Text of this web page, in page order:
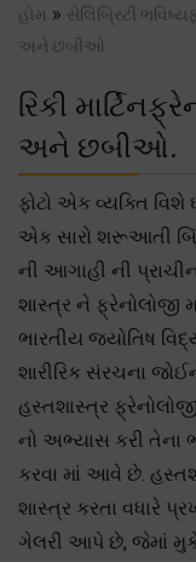
હોમ » સેલિબ્રિટી
અને છબીઓ.
રિકી
અને છબીઓ.
ફોટો એક વ્યક્તિ
એક સારો શરૂઆતી
ની આગાહી ની
શાસ્ત્ર ને ફ્રેનોલોજી
ભારતીય જ્યોતિષ
શારીરિક સંરચના
હસ્તશાસ્ત્ર
નો અભ્યાસ કરી તેના
કરવા માં આવે છે.
શાસ્ત્ર કરતા વધારે
ગેલરી આપે છે, જેમાં